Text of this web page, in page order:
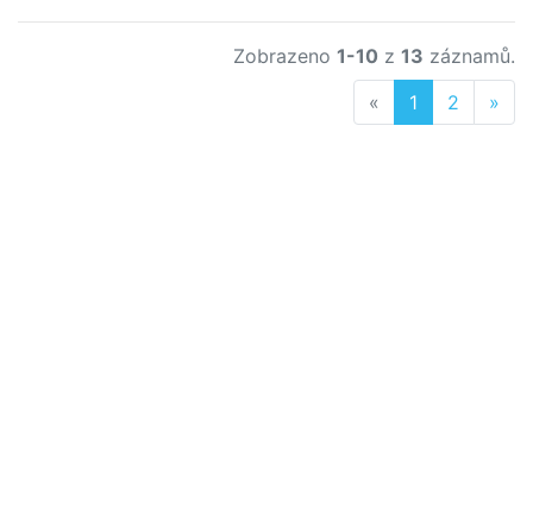
Zobrazeno 1-10 z 13 záznamů.
« Previous
1 2 »